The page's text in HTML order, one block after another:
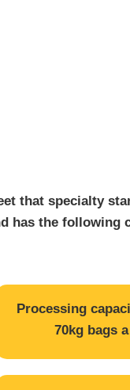
that specialty
has the following
Processing
70kg bags